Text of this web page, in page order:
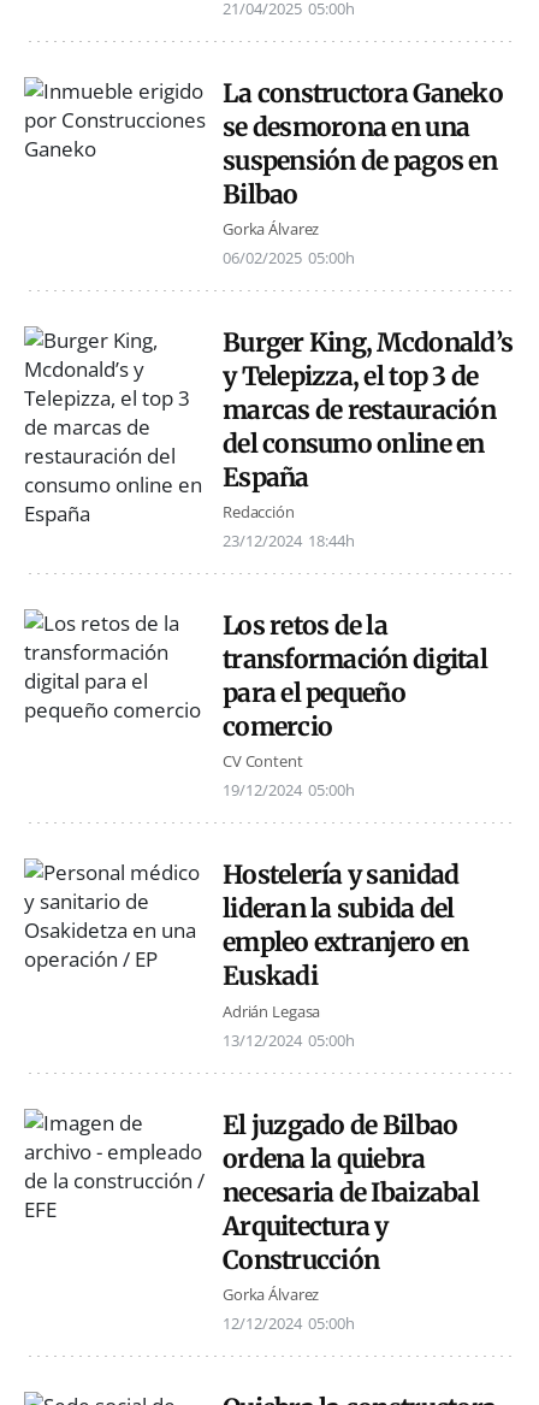
21/04/2025 05:00h
La constructora Ganeko
se desmorona en una
suspensión de pagos en
Bilbao
Gorka Álvarez
06/02/2025 05:00h
Burger King, Mcdonald’s
y Telepizza, el top 3 de
marcas de restauración
del consumo online en
España
Redacción
23/12/2024 18:44h
Los retos de la
transformación digital
para el pequeño
comercio
CV Content
19/12/2024 05:00h
Hostelería y sanidad
lideran la subida del
empleo extranjero en
Euskadi
Adrián Legasa
13/12/2024 05:00h
El juzgado de Bilbao
ordena la quiebra
necesaria de Ibaizabal
Arquitectura y
Construcción
Gorka Álvarez
12/12/2024 05:00h